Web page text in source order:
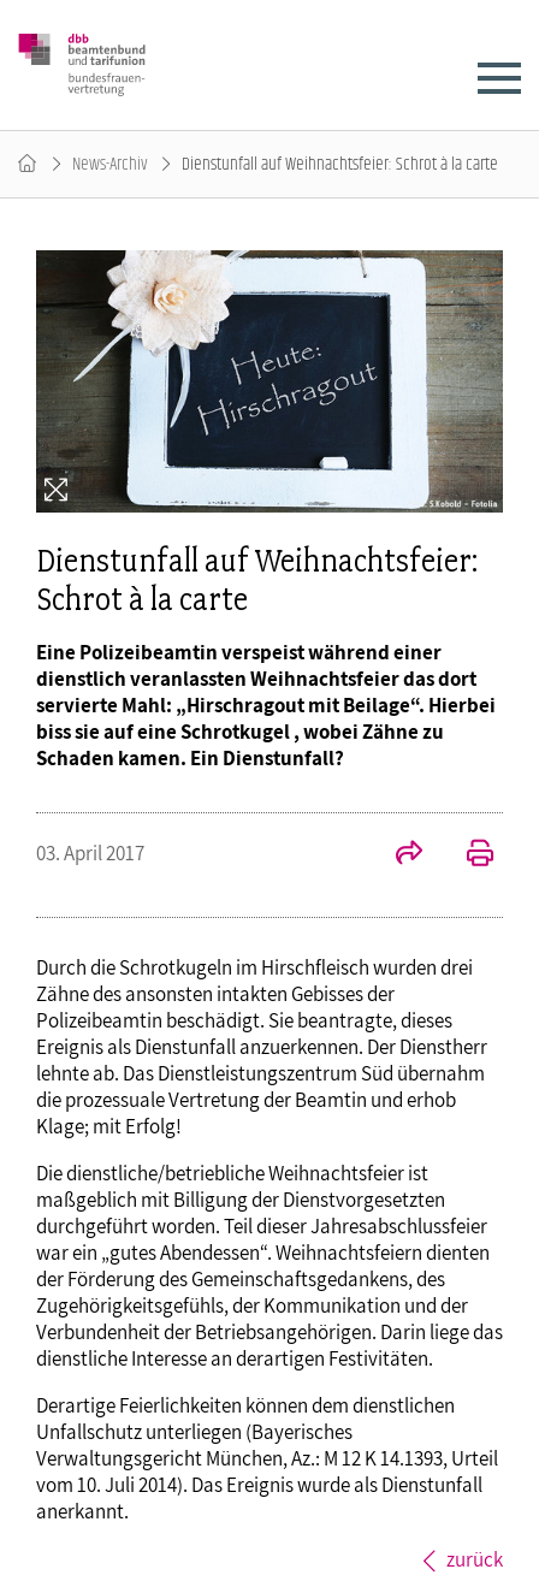
News-Archiv Dienstunfall auf Weihnachtsfeier: Schrot à la carte
Dienstunfall auf Weihnachtsfeier:
Schrot à la carte
Eine Polizeibeamtin verspeist während einer
dienstlich veranlassten Weihnachtsfeier das dort
servierte Mahl: „Hirschragout mit Beilage“. Hierbei
biss sie auf eine Schrotkugel , wobei Zähne zu
Schaden kamen. Ein Dienstunfall?
03. April 2017
Durch die Schrotkugeln im Hirschfleisch wurden drei
Zähne des ansonsten intakten Gebisses der
Polizeibeamtin beschädigt. Sie beantragte, dieses
Ereignis als Dienstunfall anzuerkennen. Der Dienstherr
lehnte ab. Das Dienstleistungszentrum Süd übernahm
die prozessuale Vertretung der Beamtin und erhob
Klage; mit Erfolg!
Die dienstliche/betriebliche Weihnachtsfeier ist
maßgeblich mit Billigung der Dienstvorgesetzten
durchgeführt worden. Teil dieser Jahresabschlussfeier
war ein „gutes Abendessen“. Weihnachtsfeiern dienten
der Förderung des Gemeinschaftsgedankens, des
Zugehörigkeitsgefühls, der Kommunikation und der
Verbundenheit der Betriebsangehörigen. Darin liege das
dienstliche Interesse an derartigen Festivitäten.
Derartige Feierlichkeiten können dem dienstlichen
Unfallschutz unterliegen (Bayerisches
Verwaltungsgericht München, Az.: M 12 K 14.1393, Urteil
vom 10. Juli 2014). Das Ereignis wurde als Dienstunfall
anerkannt.
zurück